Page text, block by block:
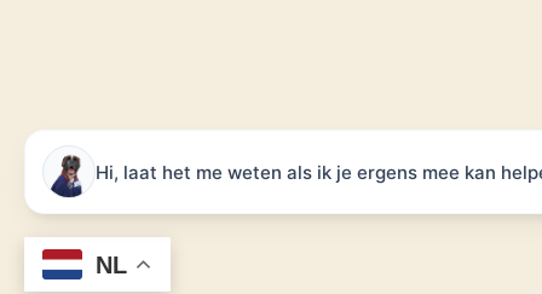
NL
Hi, laat het me weten als ik je ergens mee kan